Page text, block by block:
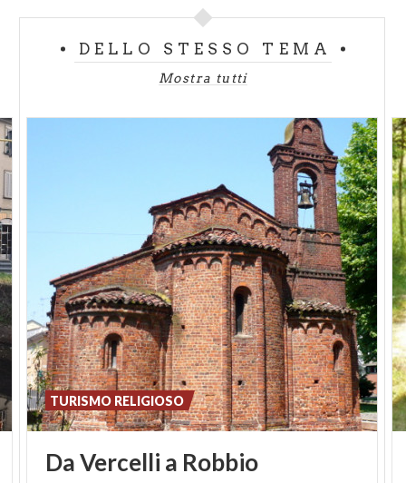
Lunghezza 25,5 km
Difficoltà: media
Mezzi di percorrenza: piedi, bici, auto
DELLO STESSO TEMA
Mostra tutti
DaVercelli a Robbio
TURISMO RELIGIOSO